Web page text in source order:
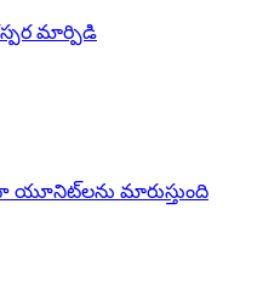
మార్పిడి
యూనిట్‌లను మారుస్తుంది